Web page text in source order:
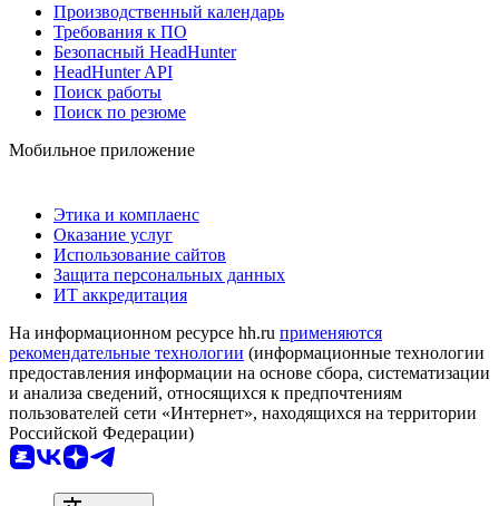
Производственный календарь
Требования к ПО
Безопасный HeadHunter
HeadHunter API
Поиск работы
Поиск по резюме
Мобильное приложение
Этика и комплаенс
Оказание услуг
Использование сайтов
Защита персональных данных
ИТ аккредитация
На информационном ресурсе hh.ru применяются
рекомендательные технологии (информационные технологии
предоставления информации на основе сбора, систематизации
и анализа сведений, относящихся к предпочтениям
пользователей сети «Интернет», находящихся на территории
Российской Федерации)